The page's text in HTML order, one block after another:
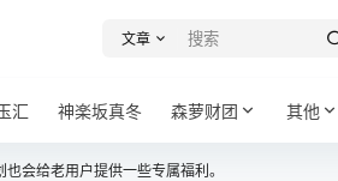
文章
汇 神楽坂真冬 森萝财团 其他
会给老用户提供一些专属福利。